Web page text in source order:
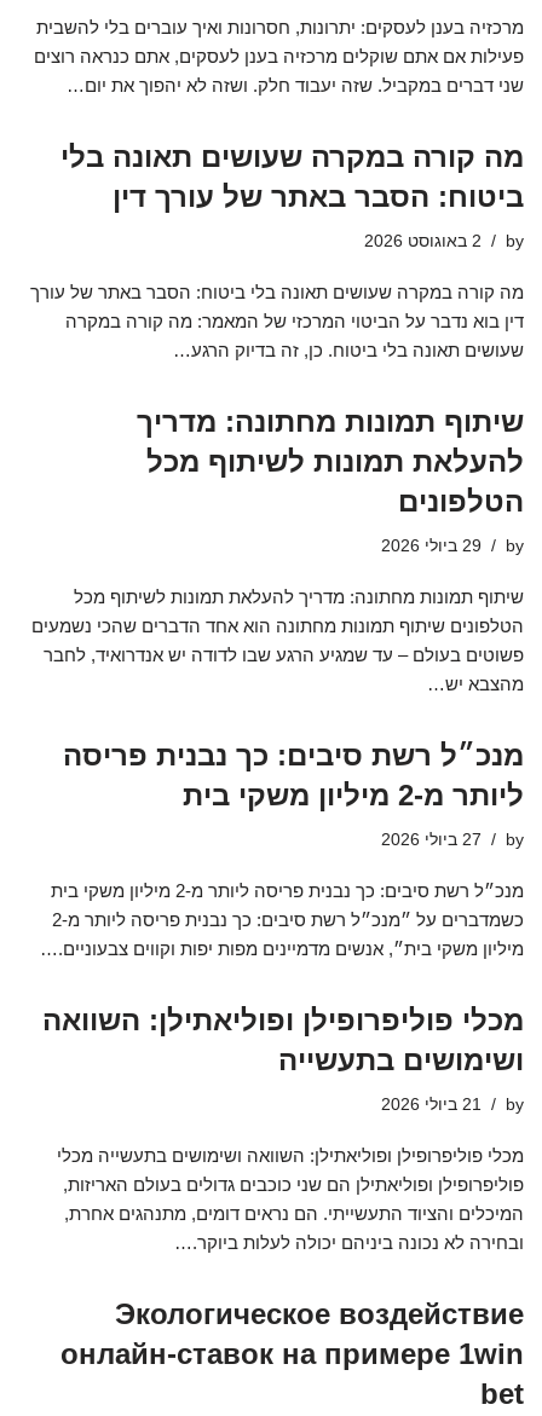
מרכזיה בענן לעסקים: יתרונות, חסרונות ואיך עוברים בלי להשבית
פעילות אם אתם שוקלים מרכזיה בענן לעסקים, אתם כנראה רוצים
שני דברים במקביל. שזה יעבוד חלק. ושזה לא יהפוך את יום…
מה קורה במקרה שעושים תאונה בלי
ביטוח: הסבר באתר של עורך דין
by 2 באוגוסט 2026
מה קורה במקרה שעושים תאונה בלי ביטוח: הסבר באתר של עורך
דין בוא נדבר על הביטוי המרכזי של המאמר: מה קורה במקרה
שעושים תאונה בלי ביטוח. כן, זה בדיוק הרגע…
שיתוף תמונות מחתונה: מדריך
להעלאת תמונות לשיתוף מכל
הטלפונים
by 29 ביולי 2026
שיתוף תמונות מחתונה: מדריך להעלאת תמונות לשיתוף מכל
הטלפונים שיתוף תמונות מחתונה הוא אחד הדברים שהכי נשמעים
פשוטים בעולם – עד שמגיע הרגע שבו לדודה יש אנדרואיד, לחבר
מהצבא יש…
מנכ״ל רשת סיבים: כך נבנית פריסה
ליותר מ-2 מיליון משקי בית
by 27 ביולי 2026
מנכ״ל רשת סיבים: כך נבנית פריסה ליותר מ-2 מיליון משקי בית
כשמדברים על ״מנכ״ל רשת סיבים: כך נבנית פריסה ליותר מ-2
מיליון משקי בית״, אנשים מדמיינים מפות יפות וקווים צבעוניים.…
מכלי פוליפרופילן ופוליאתילן: השוואה
ושימושים בתעשייה
by 21 ביולי 2026
מכלי פוליפרופילן ופוליאתילן: השוואה ושימושים בתעשייה מכלי
פוליפרופילן ופוליאתילן הם שני כוכבים גדולים בעולם האריזות,
המיכלים והציוד התעשייתי. הם נראים דומים, מתנהגים אחרת,
ובחירה לא נכונה ביניהם יכולה לעלות ביוקר.…
Экологическое воздействие
онлайн-ставок на примере 1win
bet